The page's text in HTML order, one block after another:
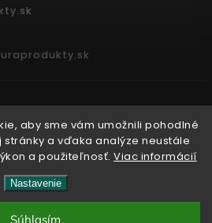
aby sme vám umožnili pohodlné
a vďaka analýze neustále
a použiteľnosť.Viac informácií
Nastavenie
Súhlasím
vyhradené.